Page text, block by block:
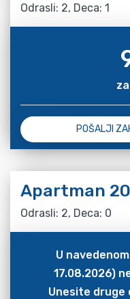
Odrasli: 2, Deca: 1
POŠALJI
Apartman
Odrasli: 2, Deca: 0
U
17.08.2026)
Unesite druge